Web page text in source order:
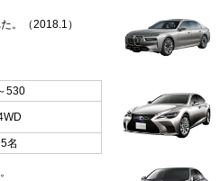
。（2018.1）
530
名